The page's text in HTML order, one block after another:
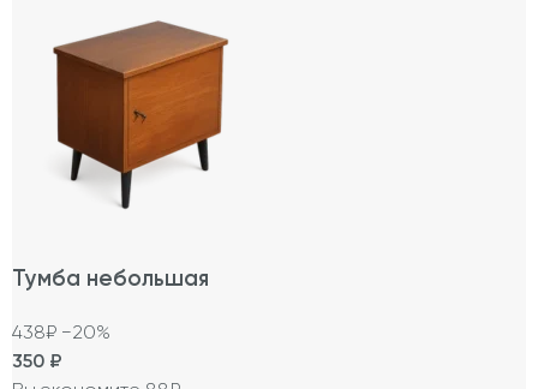
Тумба небольшая
438₽ −20%
350 ₽